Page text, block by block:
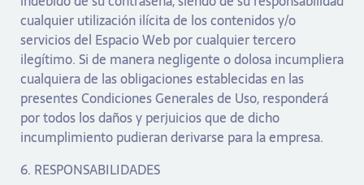
cualquier utilización ilícita de los contenidos y/o
servicios del Espacio Web por cualquier tercero
ilegítimo. Si de manera negligente o dolosa incumpliera
cualquiera de las obligaciones establecidas en las
presentes Condiciones Generales de Uso, responderá
por todos los daños y perjuicios que de dicho
incumplimiento pudieran derivarse para la empresa.
6. RESPONSABILIDADES